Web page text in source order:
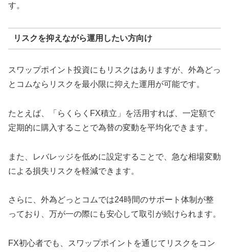
す。
リスクを抑えながら運用したい方向け
スワップポイント投資にもリスクはありますが、外為どっ
とコムならリスクを最小限に抑えた運用が可能です。
たとえば、「らくらくFX積立」を活用すれば、一定額で
定期的に購入することで為替の変動を平均化できます。
また、レバレッジを低めに設定することで、急な相場変動
による損失リスクを軽減できます。
さらに、外為どっとコムでは24時間のサポート体制が整
っており、万が一の際にも安心して取引が続けられます。
FX初心者でも、スワップポイントを通じてリスクをコン